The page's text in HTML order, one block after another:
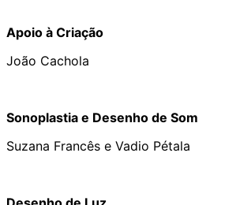
Apoio à Criação
João Cachola
Sonoplastia e Desenho de Som
Suzana Francês e Vadio Pétala